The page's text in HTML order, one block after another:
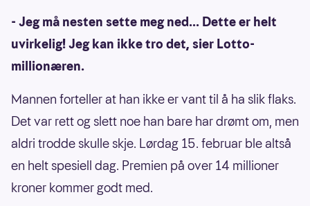
- Jeg må nesten sette meg ned... Dette er helt
uvirkelig! Jeg kan ikke tro det, sier Lotto-
millionæren.
Mannen forteller at han ikke er vant til å ha slik flaks.
Det var rett og slett noe han bare har drømt om, men
aldri trodde skulle skje. Lørdag 15. februar ble altså
en helt spesiell dag. Premien på over 14 millioner
kroner kommer godt med.